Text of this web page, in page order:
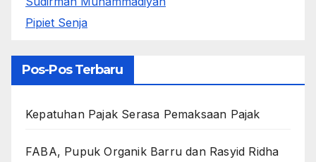
Pipiet Senja
Pos-Pos Terbaru
Kepatuhan Pajak Serasa Pemaksaan Pajak
FABA, Pupuk Organik Barru dan Rasyid Ridha